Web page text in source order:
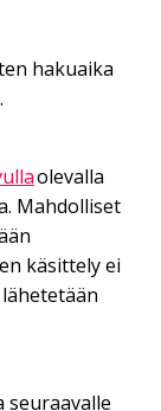
hakuaika
olevalla
Mahdolliset
käsittely ei